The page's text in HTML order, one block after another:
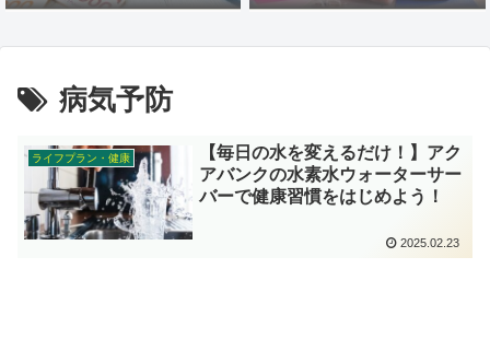
病気予防
ライフプラン・健康
【毎日の水を変えるだけ！】アク
アバンクの水素水ウォーターサー
バーで健康習慣をはじめよう！
2025.02.23